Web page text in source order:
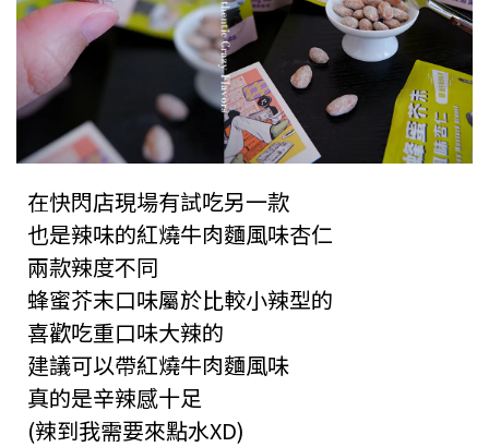
在快閃店現場有試吃另一款
也是辣味的紅燒牛肉麵風味杏仁
兩款辣度不同
蜂蜜芥末口味屬於比較小辣型的
喜歡吃重口味大辣的
建議可以帶紅燒牛肉麵風味
真的是辛辣感十足
(辣到我需要來點水XD)